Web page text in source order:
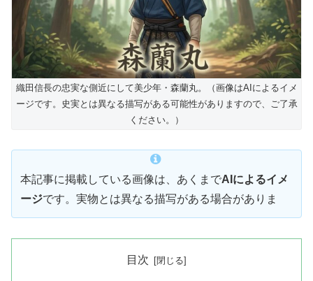
織田信長の忠実な側近にして美少年・森蘭丸。（画像はAIによるイメ
ージです。史実とは異なる描写がある可能性がありますので、ご了承
ください。）
本記事に掲載している画像は、あくまでAIによるイメ
ージです。実物とは異なる描写がある場合がありま
目次